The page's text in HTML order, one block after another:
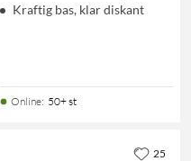
Kraftig bas, klar diskant
Online: 50+ st
25